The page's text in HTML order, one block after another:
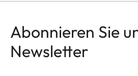
Abonnieren Sie
Newsletter